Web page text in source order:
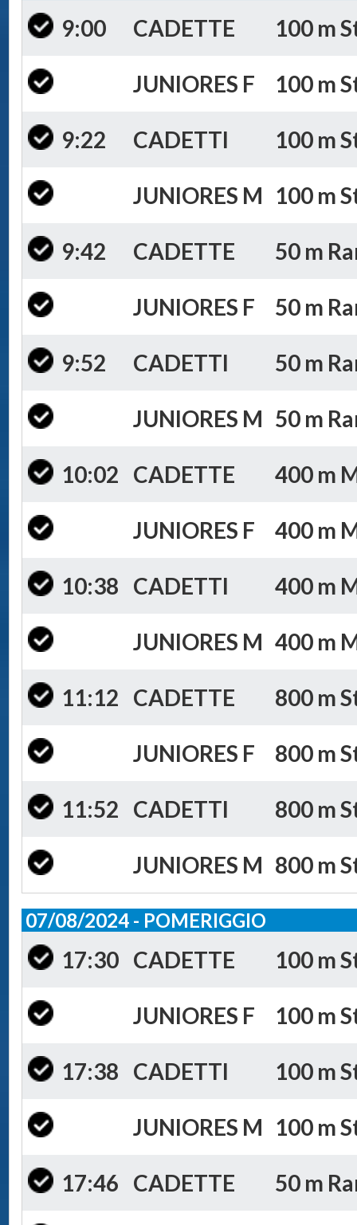
9:00 CADETTE 100 m
JUNIORES F 100 m
9:22 CADETTI 100 m
JUNIORES M 100 m
9:42 CADETTE 50 m
JUNIORES F 50 m
9:52 CADETTI 50 m
JUNIORES M 50 m
10:02 CADETTE 400 m
JUNIORES F 400 m
10:38 CADETTI 400 m
JUNIORES M 400 m
11:12 CADETTE 800 m
JUNIORES F 800 m
11:52 CADETTI 800 m
JUNIORES M 800 m
07/08/2024 - POMERIGGIO
17:30 CADETTE 100 m
JUNIORES F 100 m
17:38 CADETTI 100 m
JUNIORES M 100 m
17:46 CADETTE 50 m